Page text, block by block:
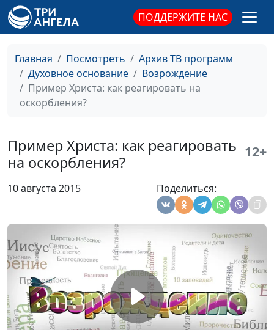
ПОДДЕРЖИТЕ НАС
Главная Посмотреть
Архив ТВ программ
Духовное основание
Возрождение
Пример Христа: как реагировать на
оскорбления?
Пример Христа: как реагировать
на оскорбления?
12+
10 августа 2015 Поделиться:
трудных
обстоятельствах
священнослужитель,
магистр богословия
человеком: проблема
выбора в сложной
ситуации
священнослужитель,
магистр богословия
изобилие и здоровье
магистр богословия
Наша перспектива -
Небесный Иерусалим
священнослужитель,
магистр богословия
исцеляет
священнослужитель,
магистр богословия
#126
От чего Иисус
счастлив?
Андрей Севрюков,
священнослужитель,
магистр богословия
#125